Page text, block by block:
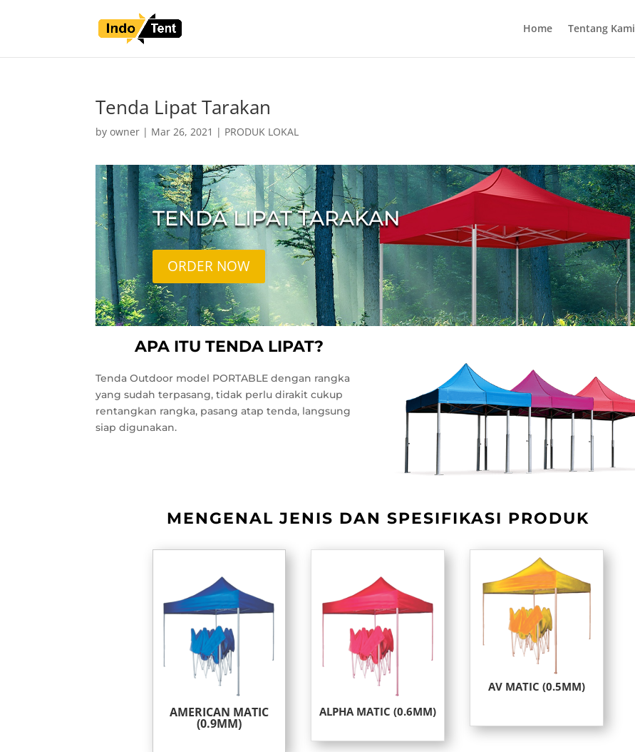
Home Tentang Kami
Tenda Lipat Tarakan
byowner | Mar 26, 2021 | PRODUK LOKAL
TENDA LIPAT TARAKAN
ORDER NOW
APA ITU TENDA LIPAT?
Tenda Outdoor model PORTABLE dengan rangka
yang sudah terpasang, tidak perlu dirakit cukup
rentangkan rangka, pasang atap tenda, langsung
siap digunakan.
MENGENAL JENIS DAN SPESIFIKASI PRODUK
AMERICAN MATIC
(0.9MM)
ALPHA MATIC (0.6MM)
AV MATIC (0.5MM)